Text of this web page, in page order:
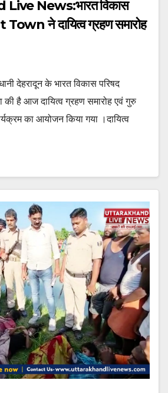
News:भारत विकास
ने दायित्व ग्रहण समारोह
देहरादून के भारत विकास परिषद
है आज दायित्व ग्रहण समारोह एवं गुरु
का आयोजन किया गया ।दायित्व